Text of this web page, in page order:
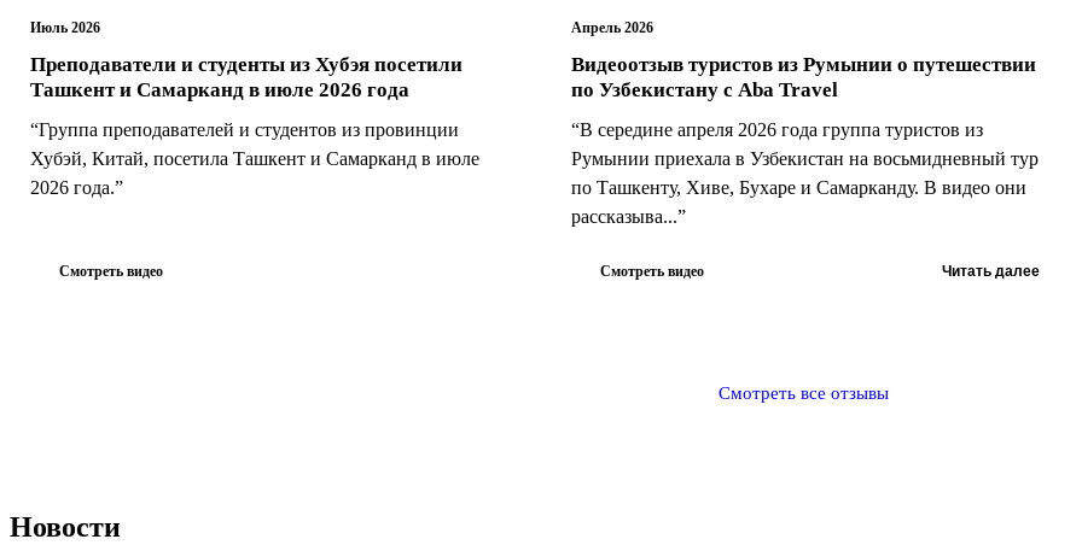
Июль 2026
Преподаватели и студенты из Хубэя посетили
Ташкент и Самарканд в июле 2026 года
“Группа преподавателей и студентов из провинции
Хубэй, Китай, посетила Ташкент и Самарканд в июле
2026 года.”
Смотреть видео
Апрель 2026
Видеоотзыв туристов из Румынии о путешествии
по Узбекистану с Aba Travel
“В середине апреля 2026 года группа туристов из
Румынии приехала в Узбекистан на восьмидневный тур
по Ташкенту, Хиве, Бухаре и Самарканду. В видео они
рассказыва...”
Смотреть видео Читать далее
Смотреть все отзывы
Новости